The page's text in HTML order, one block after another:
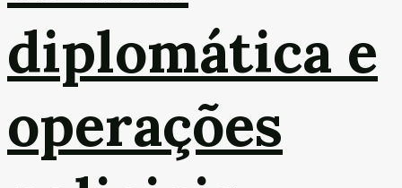
diplomática e
operações